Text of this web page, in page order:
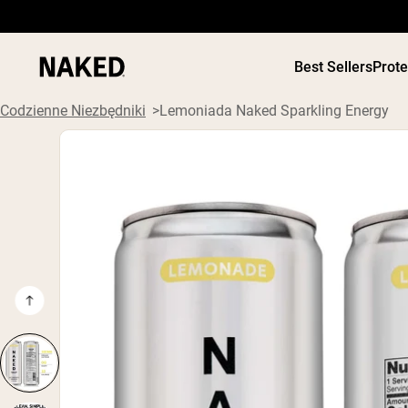
Best Sellers
Popularne wyszukiwania
”Vegan protein“
”Collagen“
”Micellar Casein“
Codzienne Niezbędniki Lemoniada Naked Sparkling Energy